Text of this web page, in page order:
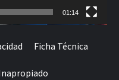
01:14
Ficha Técnica